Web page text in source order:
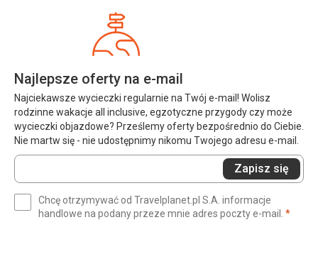
Najlepsze oferty na e-mail
Najciekawsze wycieczki regularnie na Twój e-mail! Wolisz
rodzinne wakacje all inclusive, egzotyczne przygody czy może
wycieczki objazdowe? Prześlemy oferty bezpośrednio do Ciebie.
Nie martw się - nie udostępnimy nikomu Twojego adresu e-mail.
Wprowadź
swój
(wymagane)
Zapisz się
Chcę otrzymywać od Travelplanet.pl S.A. informacje
handlowe na podany przeze mnie adres poczty e-mail. *